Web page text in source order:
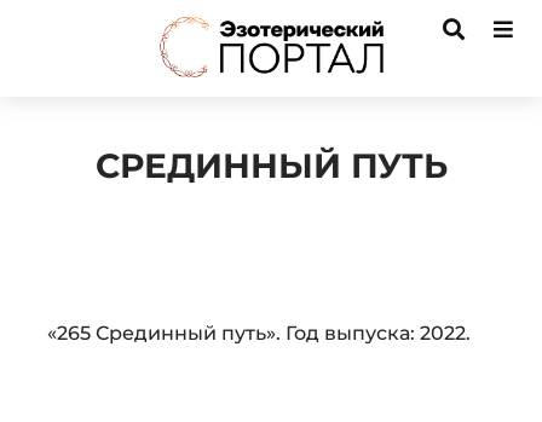
СРЕДИННЫЙ ПУТЬ
Audio
«265 Срединный путь». Год выпуска: 2022.